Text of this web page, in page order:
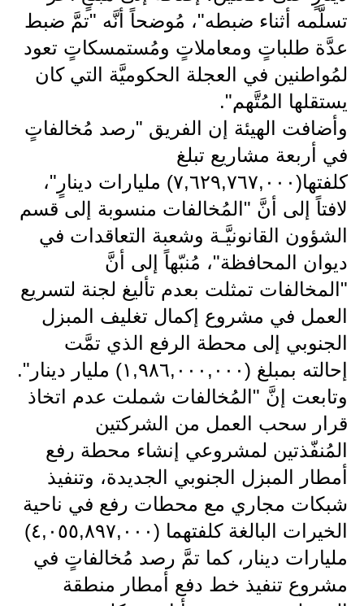
المرحلة الابتدائية
المرحلة المتوسطة
كتب مدرسية
المرحلة الابتدائية
المرحلة المتوسطة
المرحلة الاعدادية
ملازم دراسية
المرحلة الابتدائية
المرحلة المتوسطة
المرحلة الاعدادية
دروس
المرحلة الابتدائية
المرحلة المتوسطة
المرحلة الاعدادية
مواضيع انشاء
تسلَّمه أثناء ضبطه"، مُوضحاً أنَّه "تمَّ ضبط
عدَّة طلباتٍ ومعاملاتٍ ومُستمسكاتٍ تعود
لمُواطنين في العجلة الحكوميَّة التي كان
يستقلها المُتَّهم".
وأضافت الهيئة إن الفريق "رصد مُخالفاتٍ
في أربعة مشاريع تبلغ
كلفتها(٧,٦٢٩,٧٦٧,٠٠٠) مليارات دينارٍ"،
لافتاً إلى أنَّ "المُخالفات منسوبة إلى قسم
الشؤون القانونيَّـة وشعبة التعاقدات في
ديوان المحافظة"، مُنبّهاً إلى أنَّ
"المخالفات تمثلت بعدم تأليغ لجنة لتسريع
العمل في مشروع إكمال تغليف المبزل
الجنوبي إلى محطة الرفع الذي تمَّت
إحالته بمبلغ (١,٩٨٦,٠٠٠,٠٠٠) مليار دينار".
وتابعت إنَّ "المُخالفات شملت عدم اتخاذ
قرار سحب العمل من الشركتين
المُنفّذتين لمشروعي إنشاء محطة رفع
أمطار المبزل الجنوبي الجديدة، وتنفيذ
شبكات مجاري مع محطات رفع في ناحية
الخيرات البالغة كلفتهما (٤,٠٥٥,٨٩٧,٠٠٠)
مليارات دينار، كما تمَّ رصد مُخالفاتٍ في
مشروع تنفيذ خط دفع أمطار منطقة